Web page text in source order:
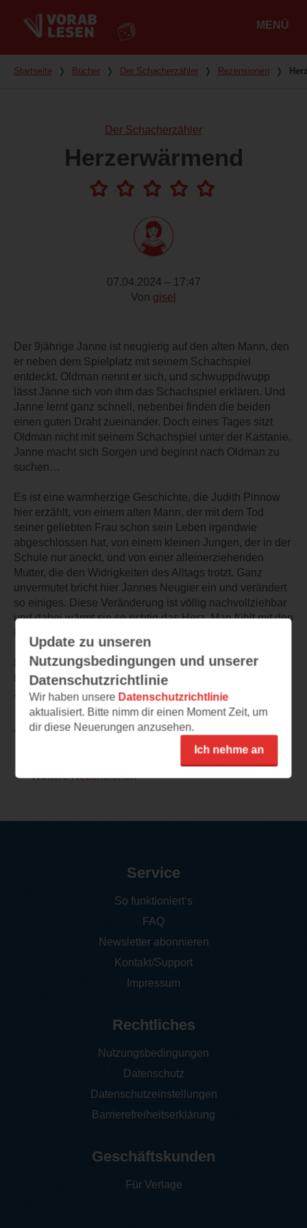
MENÜ
Du bist hier
Startseite ❭ Bücher ❭ Der Schacherzähler ❭ Rezensionen ❭
Der Schacherzähler
Herzerwärmend
07.04.2024 – 17:47
Von gisel
Der 9jährige Janne ist neugierig auf den alten Mann, den
er neben dem Spielplatz mit seinem Schachspiel
entdeckt. Oldman nennt er sich, und schwuppdiwupp
lässt Janne sich von ihm das Schachspiel erklären. Und
Janne lernt ganz schnell, nebenbei finden die beiden
einen guten Draht zueinander. Doch eines Tages sitzt
Oldman nicht mit seinem Schachspiel unter der Kastanie.
Janne macht sich Sorgen und beginnt nach Oldman zu
suchen…
Es ist eine warmherzige Geschichte, die Judith Pinnow
hier erzählt, von einem alten Mann, der mit dem Tod
seiner geliebten Frau schon sein Leben irgendwie
abgeschlossen hat, von einem kleinen Jungen, der in der
Schule nur aneckt, und von einer alleinerziehenden
Mutter, die den Widrigkeiten des Alltags trotzt. Ganz
unvermutet bricht hier Jannes Neugier ein und verändert
so einiges. Diese Veränderung ist völlig nachvollziehbar
und dabei wärmt sie so richtig das Herz. Man fühlt mit den
Dieses Buch hat mir einige schöne Lesestunden
beschert. Sehr gerne empfehle ich es weiter und vergebe
alle 5 möglichen Sterne.
TEILEN
Weitere Rezensionen
Update zu unseren
Nutzungsbedingungen und unserer
Datenschutzrichtlinie
Wir haben unsere Datenschutzrichtlinie
aktualisiert. Bitte nimm dir einen Moment Zeit, um
dir diese Neuerungen anzusehen.
Ich nehme an
Service
So funktioniert‘s
FAQ
Newsletter abonnieren
Kontakt/Support
Impressum
Rechtliches
Nutzungsbedingungen
Datenschutz
Datenschutzeinstellungen
Barrierefreiheitserklärung
Geschäftskunden
Für Verlage